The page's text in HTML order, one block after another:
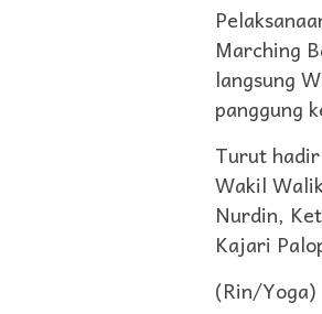
Marching
langsung
panggung
Turut
Wakil
Nurdin,
Kajari
(Rin/Yoga)